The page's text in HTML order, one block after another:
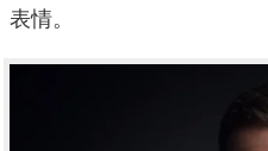
表情。